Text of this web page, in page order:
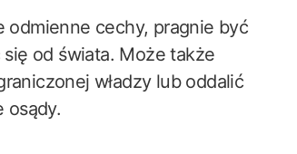
odmienne cechy, pragnie być
od świata. Może także
władzy lub oddalić
osądy.